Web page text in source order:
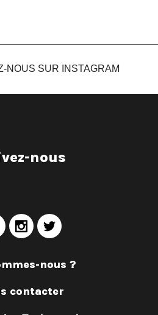
NOUS SUR INSTAGRAM
nous
nous ?
contacter